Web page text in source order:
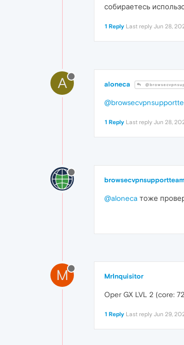
собираетесь
1 Reply Last reply Jun 28,
A aloneca
1 Reply Last reply Jun 28,
browsecvpnsupportteam
@aloneca тоже
M MrInquisitor
Oper GX LVL 2 (core:
1 Reply Last reply Jun 29,